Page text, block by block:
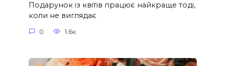
Подарунок із квітів працює найкраще тоді,
коли не виглядає
0 1.6к.